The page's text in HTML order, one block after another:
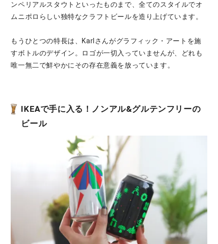
ンペリアルスタウトといったものまで、全てのスタイルでオ
ムニポロらしい独特なクラフトビールを造り上げています。
もうひとつの特長は、Karlさんがグラフィック・アートを施
すボトルのデザイン。ロゴが一切入っていませんが、どれも
唯一無二で鮮やかにその存在意義を放っています。
IKEAで手に入る！ノンアル&グルテンフリーの
ビール